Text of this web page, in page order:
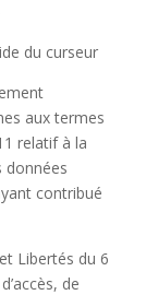
du curseur
aux termes
relatif à la
données
contribué
Libertés du 6
de